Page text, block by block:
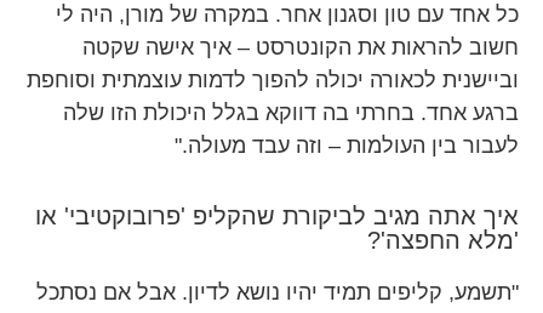
כל אחד עם טון וסגנון אחר. במקרה של מורן, היה לי
חשוב להראות את הקונטרסט – איך אישה שקטה
וביישנית לכאורה יכולה להפוך לדמות עוצמתית וסוחפת
ברגע אחד. בחרתי בה דווקא בגלל היכולת הזו שלה
לעבור בין העולמות – וזה עבד מעולה."
איך אתה מגיב לביקורת שהקליפ 'פרובוקטיבי' או
'מלא החפצה'?
"תשמע, קליפים תמיד יהיו נושא לדיון. אבל אם נסתכל